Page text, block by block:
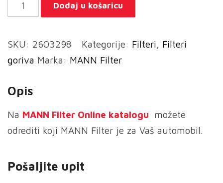
839
-
Filter
količina
Dodaj u košaricu
SKU: 2603298 Kategorije: Filteri, Filteri
goriva Marka: MANN Filter
Opis
Na MANN Filter Online katalogu možete
odrediti koji MANN Filter je za Vaš automobil.
Pošaljite upit